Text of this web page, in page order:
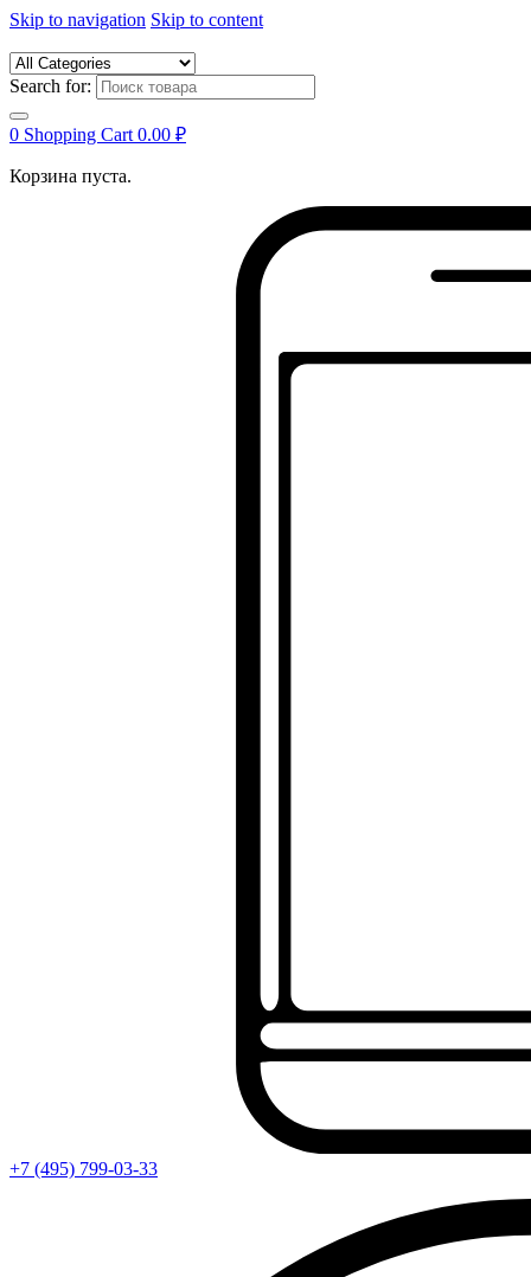
Skip to navigation Skip to content
Search for:
0 Shopping Cart 0.00 ₽
Корзина пуста.
+7 (495) 799-03-33